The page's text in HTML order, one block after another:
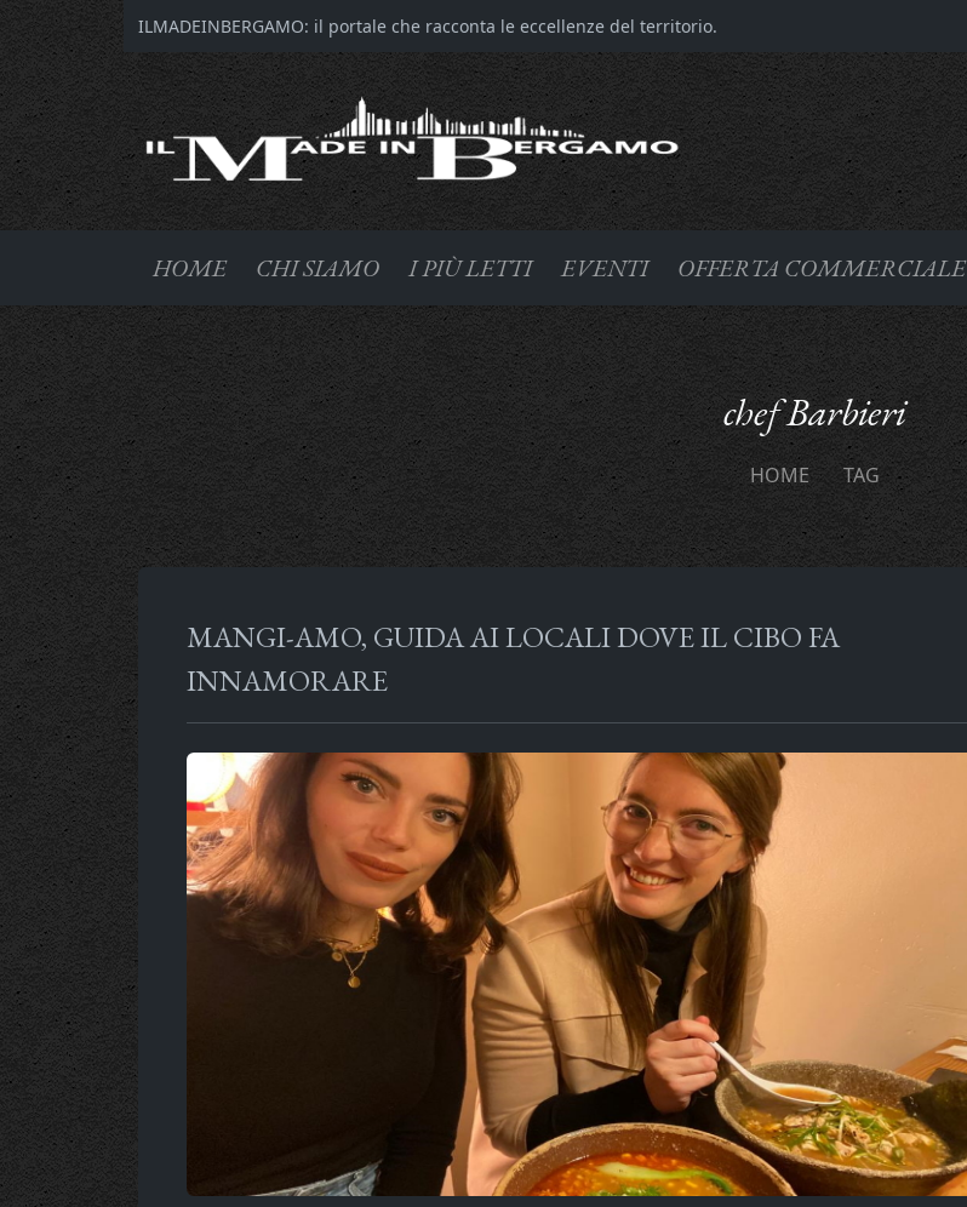
ILMADEINBERGAMO: il portale che racconta le eccellenze del territorio.
HOME CHI SIAMO I PIÙ LETTI EVENTI OFFERTA COMMERCIALE
chef Barbieri
HOME TAG
MANGI-AMO, GUIDA AI LOCALI DOVE IL CIBO FA
INNAMORARE